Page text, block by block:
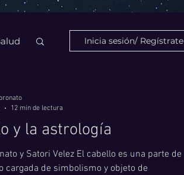
Inicia sesión/ Regístrate
y la astrología
y Satori Velez El cabello es una parte de
cargada de simbolismo y objeto de
12 min de lectura